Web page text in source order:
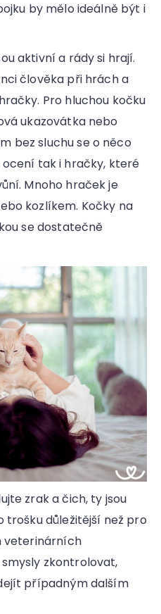
by mělo ideálně být i
aktivní a rády si hrají.
člověka při hrách a
Pro hluchou kočku
ukazovátka nebo
bez sluchu se o něco
ocení tak i hračky, které
Mnoho hraček je
kozlíkem. Kočky na
se dostatečně
zrak a čich, ty jsou
trošku důležitější než pro
veterinárních
zkontrolovat,
případným dalším